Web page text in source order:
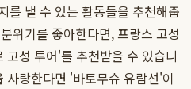
를 낼 수 있는 활동들을 추천해줍
위기를 좋아한다면, 프랑스 고성
성 투어'를 추천받을 수 있습니
사랑한다면 '바토무슈 유람선'이